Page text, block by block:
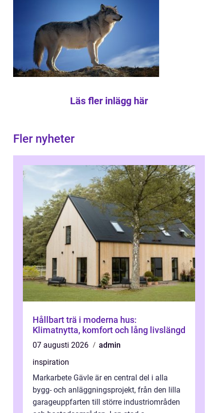
Läs fler inlägg här
Fler nyheter
Hållbart trä i moderna hus:
Klimatnytta, komfort och lång livslängd
07 augusti 2026
admin
inspiration
Markarbete Gävle är en central del i alla
bygg- och anläggningsprojekt, från den lilla
garageuppfarten till större industriområden